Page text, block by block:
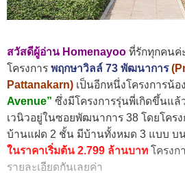
สวัสดีผู้อ่าน Homenayoo ที่รักทุกคนค่
โครงการ พฤกษาวิลล์ 73 พัฒนาการ
Pattanakarn) เป็นอีกหนึ่งโครงการน้อ
Avenue” ซึ่งมีโครงการรุ่นพี่เกิดขึ้นแล้
เวนิวอยู่ในซอยพัฒนาการ 38 โดยโคร
บ้านแฝด 2 ชั้น มีบ้านทั้งหมด 3 แบบ บ
ในราคาเริ่มต้น 2.799 ล้านบาท โครงก
รายละเอียดกันเลยค่า